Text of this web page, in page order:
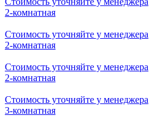
Стоимость уточняйте у менеджера
2-комнатная
Стоимость уточняйте у менеджера
3-комнатная
Стоимость уточняйте у менеджера
3-комнатная
Стоимость уточняйте у менеджера
2-комнатная